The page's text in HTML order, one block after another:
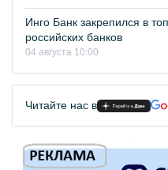
Инго Банк закрепился в
российских банков
04 августа 10:00
Читайте нас в